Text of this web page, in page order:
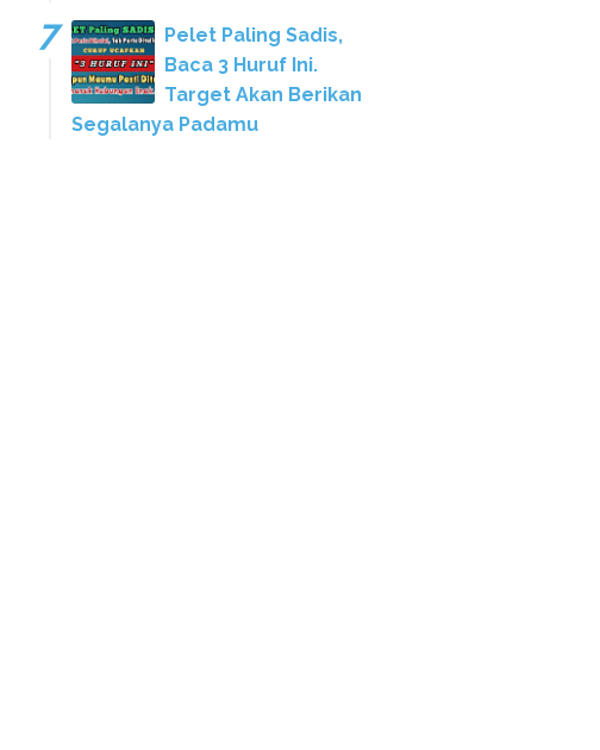
Pelet Paling Sadis,
Baca 3 Huruf Ini.
Target Akan Berikan
Segalanya Padamu